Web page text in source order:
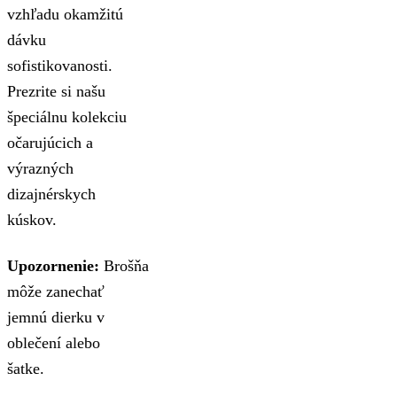
vzhľadu okamžitú
dávku
sofistikovanosti.
Prezrite si našu
špeciálnu kolekciu
očarujúcich a
výrazných
dizajnérskych
kúskov.
Upozornenie: Brošňa
môže zanechať
jemnú dierku v
oblečení alebo
šatke.